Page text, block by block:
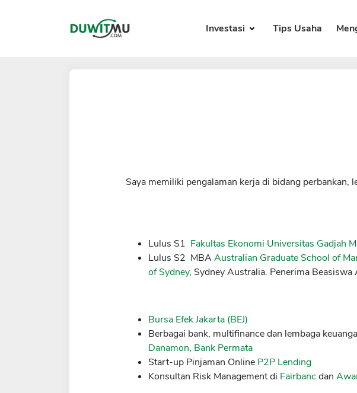
Investasi Tips Usaha
Saya memiliki pengalaman kerja di bidang
Lulus S1 Fakultas Ekonomi Universitas Gadjah
Lulus S2 MBAAustralian Graduate School of
of Sydney, Sydney Australia. Penerima Beasiswa
Bursa Efek Jakarta (BEJ)
Berbagai bank, multifinance dan lembaga
Danamon, Bank Permata
Start-up Pinjaman Online P2P Lending
Konsultan Risk Management di Fairbancdan